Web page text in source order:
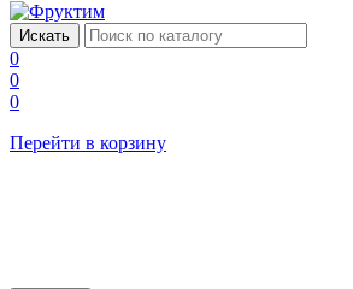
0
0
0
Перейти в корзину